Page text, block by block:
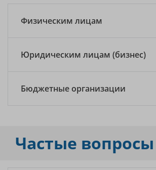
Физическим лицам
Юридическим лицам (бизнес)
Бюджетные организации
Частые вопросы